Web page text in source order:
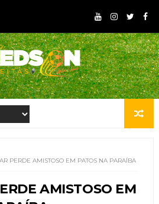
PERDE AMISTOSO EM PATOS NA PARAÍBA
AMISTOSO EM